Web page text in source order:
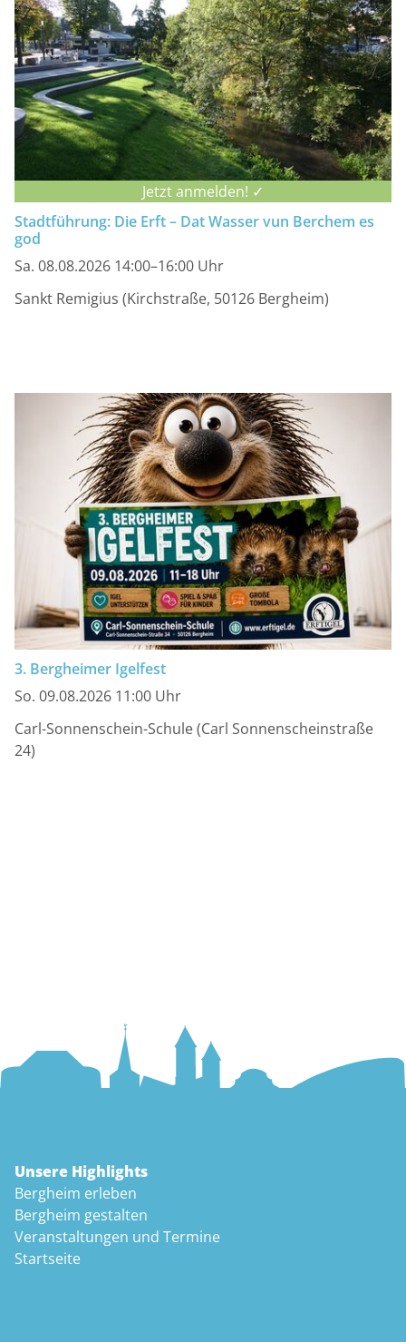
Jetzt anmelden! ✓
Stadtführung: Die Erft – Dat Wasser vun Berchem es
god
Sa. 08.08.2026 14:00–16:00 Uhr
Sankt Remigius (Kirchstraße, 50126 Bergheim)
3. Bergheimer Igelfest
So. 09.08.2026 11:00 Uhr
Carl-Sonnenschein-Schule (Carl Sonnenscheinstraße
24)
Unsere Highlights
Bergheim erleben
Bergheim gestalten
Veranstaltungen und Termine
Startseite